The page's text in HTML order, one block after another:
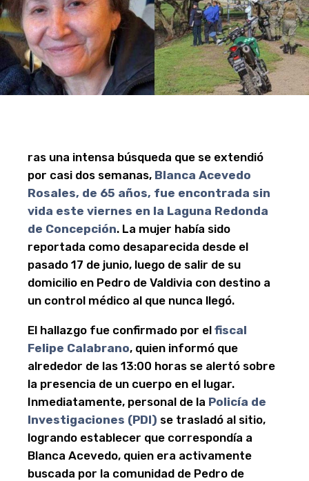
ras una intensa búsqueda que se extendió
por casi dos semanas, Blanca Acevedo
Rosales, de 65 años, fue encontrada sin
vida este viernes en la Laguna Redonda
de Concepción. La mujer había sido
reportada como desaparecida desde el
pasado 17 de junio, luego de salir de su
domicilio en Pedro de Valdivia con destino a
un control médico al que nunca llegó.
El hallazgo fue confirmado por el fiscal
Felipe Calabrano, quien informó que
alrededor de las 13:00 horas se alertó sobre
la presencia de un cuerpo en el lugar.
Inmediatamente, personal de la Policía de
Investigaciones (PDI) se trasladó al sitio,
logrando establecer que correspondía a
Blanca Acevedo, quien era activamente
buscada por la comunidad de Pedro de